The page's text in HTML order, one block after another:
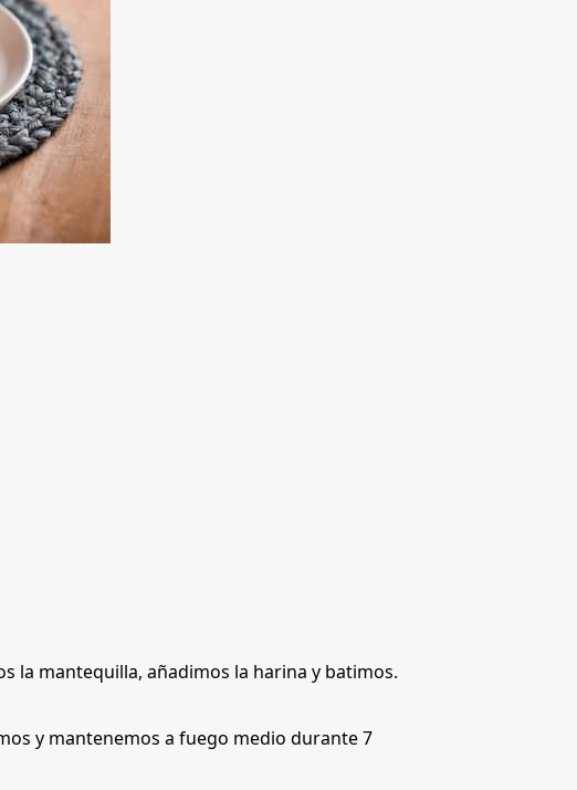
la mantequilla, añadimos la harina y batimos.
y mantenemos a fuego medio durante 7